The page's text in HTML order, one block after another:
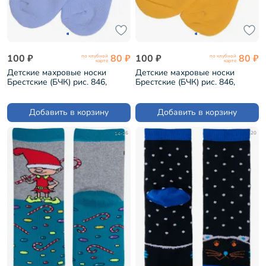
100 ₽ по клубной
карте 80 ₽
Детские махровые носки
Брестские (БЧК) рис. 846,
Добавить в корзину
100 ₽ по клубной
карте 80 ₽
Детские махровые носки
Брестские (БЧК) рис. 846,
Добавить в корзину
14-16 20